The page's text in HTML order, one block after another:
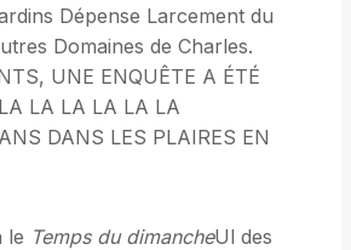
Dépense Larcement du
Domaines de Charles.
UNE ENQUÊTE A ÉTÉ
LA LA LA LA LA
DANS LES PLAIRES EN
le Temps du dimancheUl des